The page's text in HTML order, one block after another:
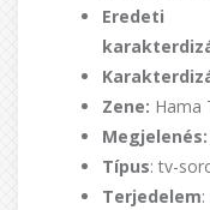
Eredeti
Zene: Hama
Megjelenés:
Típus: tv-
Terjedelem